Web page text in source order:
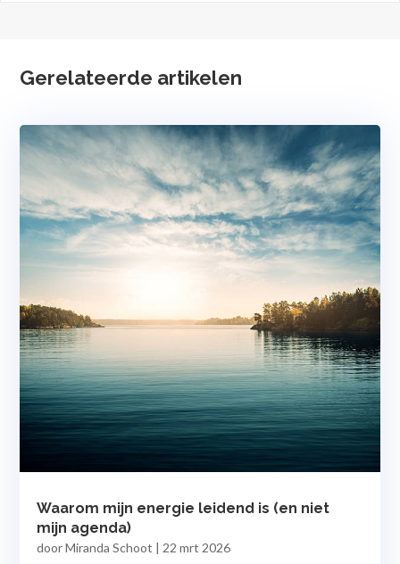
Gerelateerde artikelen
Waarom mijn energie leidend is (en niet
mijn agenda)
doorMiranda Schoot | 22 mrt 2026